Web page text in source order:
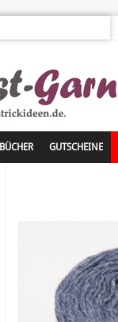
BÜCHER GUTSCHEINE